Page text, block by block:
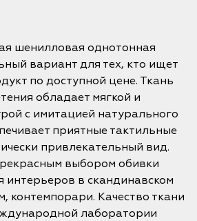
шенилловая однотонная
вариант для тех, кто ищет
по доступной цене. Ткань
обладает мягкой и
с имитацией натурального
приятные тактильные
привлекательный вид.
выбором обивки
интерьеров в скандинавском
контемпорари. Качество ткани
лаборатории